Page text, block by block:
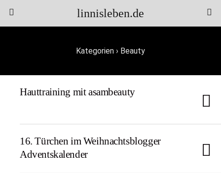
linnisleben.de
Kategorien › Beauty
Hauttraining mit asambeauty
16. Türchen im Weihnachtsblogger
Adventskalender